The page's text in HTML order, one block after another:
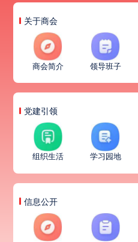
关于商会
商会简介 领导班子
党建引领
组织生活 学习园地
信息公开